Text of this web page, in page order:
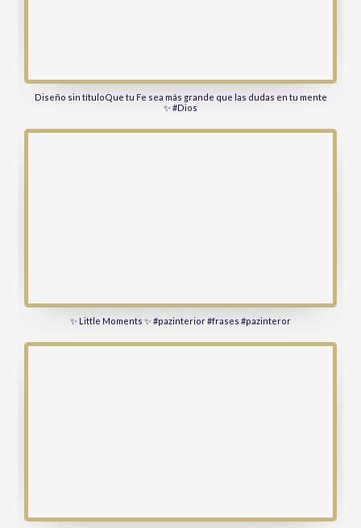
Diseño sin títuloQue tu Fe sea más grande que las dudas en tu mente
✨ #Dios
✨ Little Moments ✨ #pazinterior #frases #pazinteror